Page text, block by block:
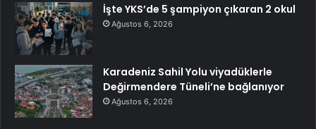
İşte YKS’de 5 şampiyon çıkaran 2 okul
Ağustos 6, 2026
Karadeniz Sahil Yolu viyadüklerle
Değirmendere Tüneli’ne bağlanıyor
Ağustos 6, 2026